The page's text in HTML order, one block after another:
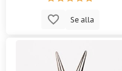
Se alla